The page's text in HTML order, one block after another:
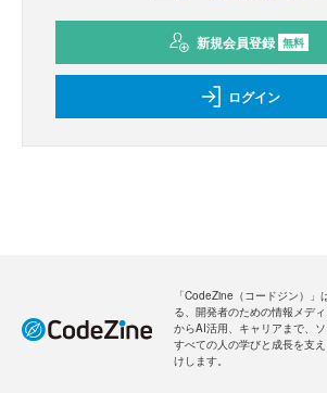
新規会員登録 無料
ログイン
「CodeZine（コードジン）
る、開発者のための情報メデ
からAI活用、キャリアまで、
すべての人の学びと成長を支
けします。